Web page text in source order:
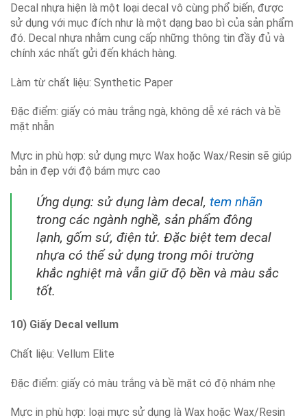
Decal nhựa hiện là một loại decal vô cùng phổ biến, được
sử dụng với mục đích như là một dạng bao bì của sản phẩm
đó. Decal nhựa nhằm cung cấp những thông tin đầy đủ và
chính xác nhất gửi đến khách hàng.
Làm từ chất liệu: Synthetic Paper
Đặc điểm: giấy có màu trắng ngà, không dễ xé rách và bề
mặt nhẵn
Mực in phù hợp: sử dụng mực Wax hoặc Wax/Resin sẽ giúp
bản in đẹp với độ bám mực cao
Ứng dụng: sử dụng làm decal, tem nhãn
trong các ngành nghề, sản phẩm đông
lạnh, gốm sứ, điện tử. Đặc biệt tem decal
nhựa có thể sử dụng trong môi trường
khắc nghiệt mà vẫn giữ độ bền và màu sắc
tốt.
10) Giấy Decal vellum
Chất liệu: Vellum Elite
Đặc điểm: giấy có màu trắng và bề mặt có độ nhám nhẹ
Mực in phù hợp: loại mực sử dụng là Wax hoặc Wax/Resin